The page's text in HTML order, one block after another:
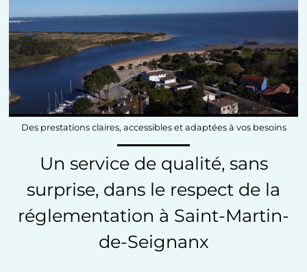
Des prestations claires, accessibles et adaptées à vos besoins
Un service de qualité, sans
surprise, dans le respect de la
réglementation à Saint-Martin-
de-Seignanx